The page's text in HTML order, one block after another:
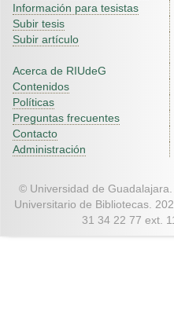
Información para tesistas
Subir tesis
Subir artículo
Acerca de RIUdeG
Contenidos
Políticas
Preguntas frecuentes
Contacto
Administración
© Universidad de
Universitario de Bibliotecas.
31 34 22 77 ext.